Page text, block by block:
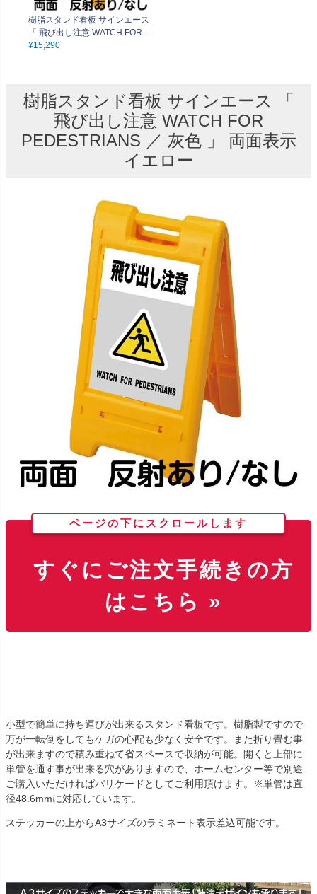
樹脂スタンド看板 サインエース
「 飛び出し注意 WATCH FOR P
EDESTRIANS ／ 灰色 」 両面表
¥15,290
樹脂スタンド看板 サインエース 「
飛び出し注意 WATCH FOR
PEDESTRIANS ／ 灰色 」 両面表示
イエロー
ページの下にスクロールします
すぐにご注文手続きの方
はこちら »
小型で簡単に持ち運びが出来るスタンド看板です。樹脂製ですので
万が一転倒をしてもケガの心配も少なく安全です。また折り畳む事
が出来ますので積み重ねて省スペースで収納が可能。開くと上部に
単管を通す事が出来る穴がありますので、ホームセンター等で別途
ご購入いただければバリケードとしてご利用頂けます。※単管は直
径48.6mmに対応しています。
ステッカーの上からA3サイズのラミネート表示差込可能です。